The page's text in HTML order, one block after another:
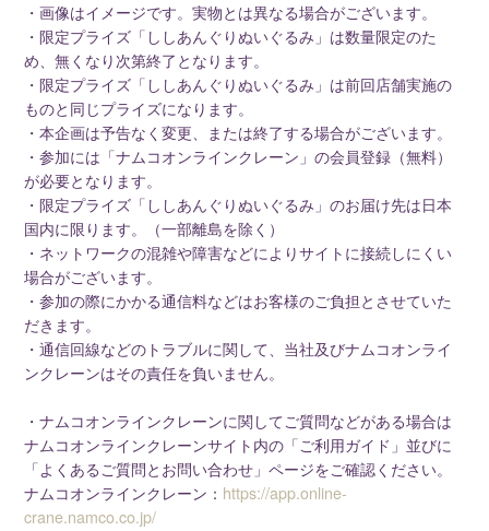
・画像はイメージです。実物とは異なる場合がございます。
・限定プライズ「ししあんぐりぬいぐるみ」は数量限定のた
め、無くなり次第終了となります。
・限定プライズ「ししあんぐりぬいぐるみ」は前回店舗実施の
ものと同じプライズになります。
・本企画は予告なく変更、または終了する場合がございます。
・参加には「ナムコオンラインクレーン」の会員登録（無料）
が必要となります。
・限定プライズ「ししあんぐりぬいぐるみ」のお届け先は日本
国内に限ります。（一部離島を除く）
・ネットワークの混雑や障害などによりサイトに接続しにくい
場合がございます。
・参加の際にかかる通信料などはお客様のご負担とさせていた
だきます。
・通信回線などのトラブルに関して、当社及びナムコオンライ
ンクレーンはその責任を負いません。
・ナムコオンラインクレーンに関してご質問などがある場合は
ナムコオンラインクレーンサイト内の「ご利用ガイド」並びに
「よくあるご質問とお問い合わせ」ページをご確認ください。
ナムコオンラインクレーン： https://app.online-
crane.namco.co.jp/